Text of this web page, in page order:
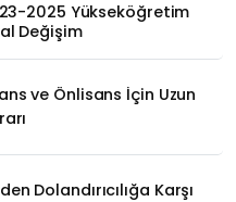
2025 Yükseköğretim
Değişim
ve Önlisans İçin Uzun
Dolandırıcılığa Karşı